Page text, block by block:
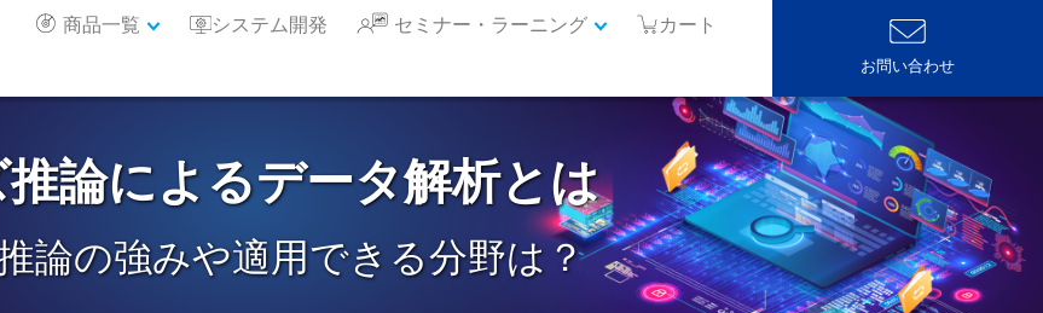
カート
セミナー・ラーニング
システム開発
商品一覧
お問い合わせ
論によるデータ解析とは
論の強みや適用できる分野は？